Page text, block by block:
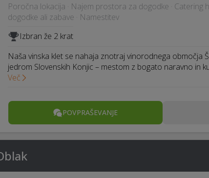
Poročna lokacija · Najem prostora za dogodke · Catering
dogodke ali zabave · Namestitev
Izbran že 2 krat
Naša vinska klet se nahaja znotraj vinorodnega območja
jedrom Slovenskih Konjic – mestom z bogato naravno in
Več
POVPRAŠEVANJE